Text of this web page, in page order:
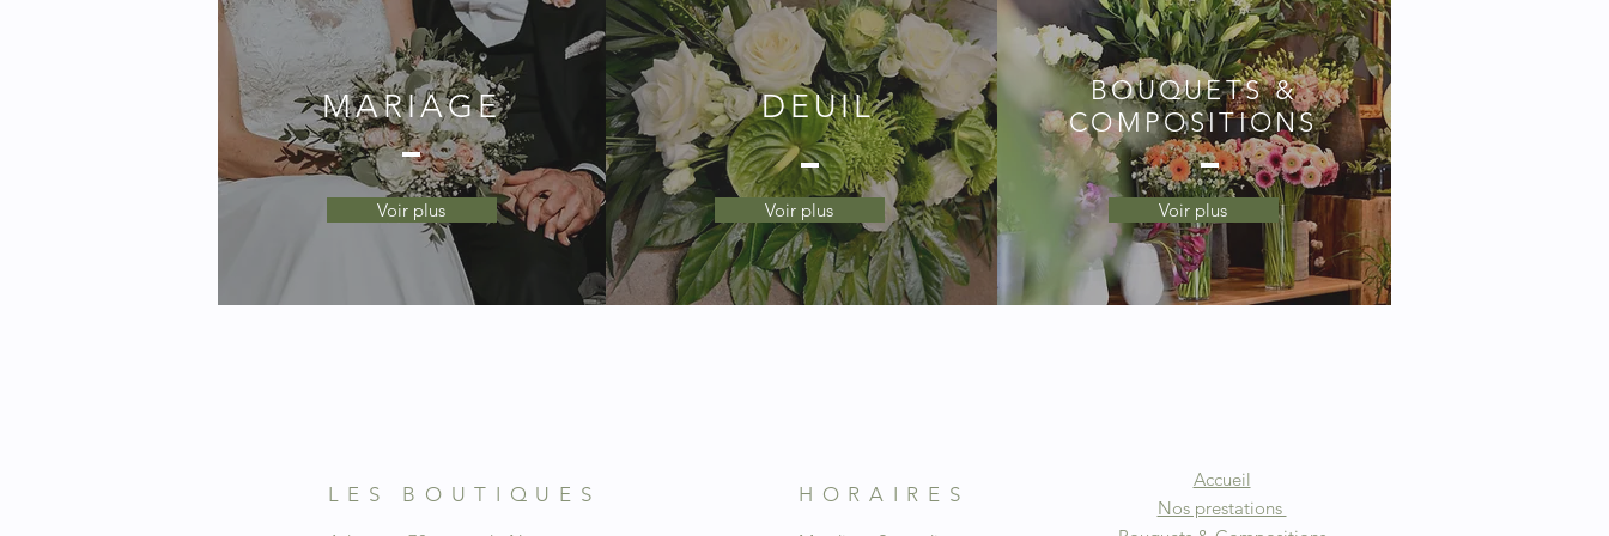
MARIAGE
Voir plus
DEUIL
Voir plus
BOUQUETS &
COMPOSITIONS
Voir plus
LES BOUTIQUES HORAIRES
Accueil
Nos prestations